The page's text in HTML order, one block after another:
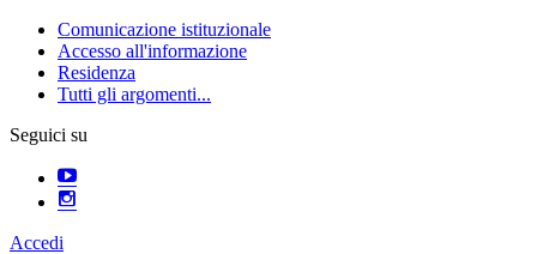
Comunicazione istituzionale
Accesso all'informazione
Residenza
Tutti gli argomenti...
Seguici su
Accedi